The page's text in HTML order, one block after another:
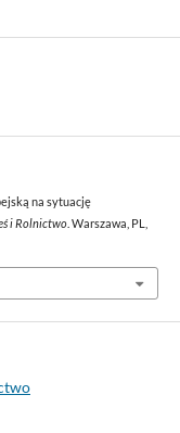
na sytuację
i Rolnictwo. Warszawa, PL,